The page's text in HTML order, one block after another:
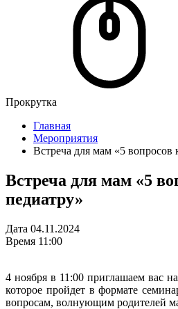
Прокрутка
Главная
Мероприятия
Встреча для мам «5 вопросов
Встреча для мам «5
педиатру»
Дата 04.11.2024
Время 11:00
4 ноября в 11:00 приглашаем вас
которое пройдет в формате
вопросам, волнующим родителей